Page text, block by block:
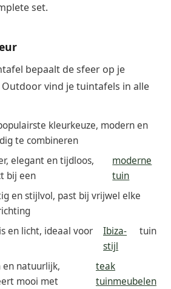
set.
bepaalt de sfeer op je
vind je tuintafels in alle
kleurkeuze, modern en
te combineren
elegant en tijdloos,
bij een
moderne
tuin
en stijlvol, past bij vrijwel elke
en licht, ideaal voor
Ibiza-
stijl
tuin
natuurlijk,
mooi met
teak
tuinmeubelen